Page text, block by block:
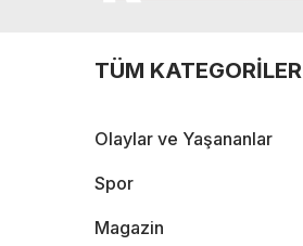
TÜM KATEGORİLER
Olaylar ve Yaşananlar
Spor
Magazin